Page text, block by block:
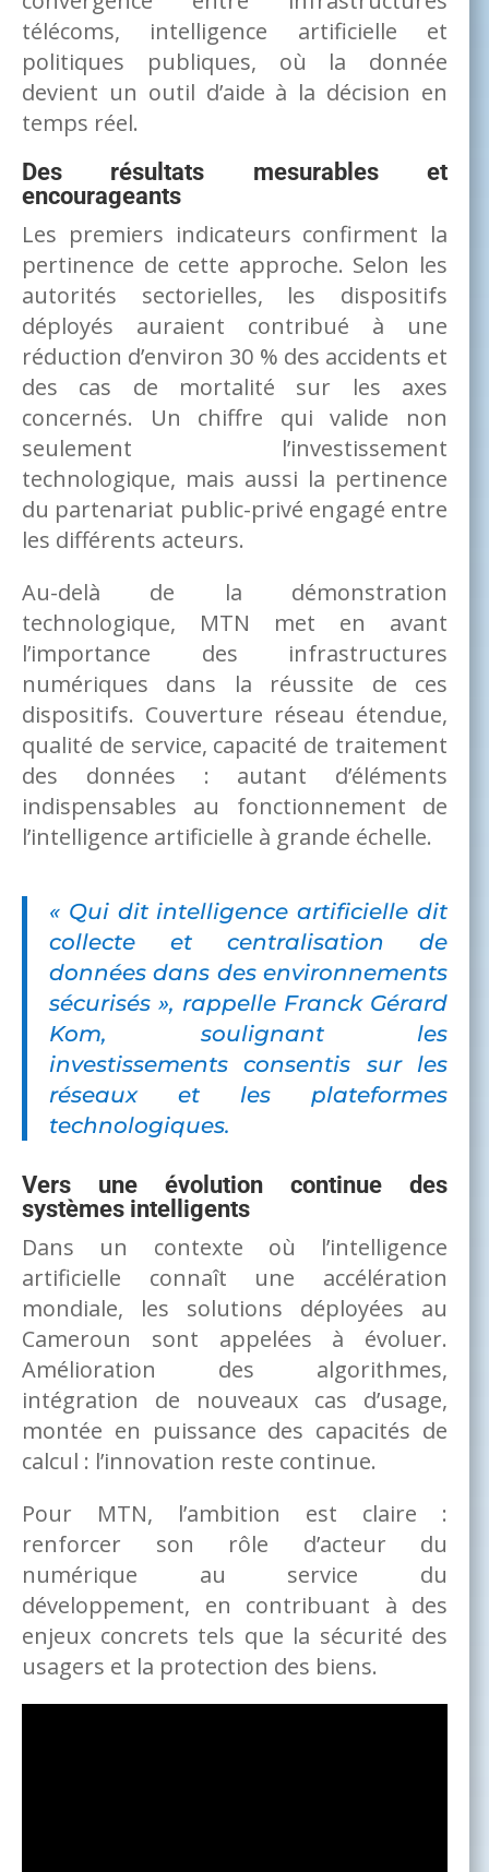
télécoms, intelligence artificielle et
politiques publiques, où la donnée
devient un outil d’aide à la décision en
temps réel.
Des résultats mesurables et
encourageants
Les premiers indicateurs confirment la
pertinence de cette approche. Selon les
autorités sectorielles, les dispositifs
déployés auraient contribué à une
réduction d’environ 30 % des accidents et
des cas de mortalité sur les axes
concernés. Un chiffre qui valide non
seulement l’investissement
technologique, mais aussi la pertinence
du partenariat public-privé engagé entre
les différents acteurs.
Au-delà de la démonstration
technologique, MTN met en avant
l’importance des infrastructures
numériques dans la réussite de ces
dispositifs. Couverture réseau étendue,
qualité de service, capacité de traitement
des données : autant d’éléments
indispensables au fonctionnement de
l’intelligence artificielle à grande échelle.
« Qui dit intelligence artificielle dit
collecte et centralisation de
données dans des environnements
sécurisés », rappelle Franck Gérard
Kom, soulignant les
investissements consentis sur les
réseaux et les plateformes
technologiques.
Vers une évolution continue des
systèmes intelligents
Dans un contexte où l’intelligence
artificielle connaît une accélération
mondiale, les solutions déployées au
Cameroun sont appelées à évoluer.
Amélioration des algorithmes,
intégration de nouveaux cas d’usage,
montée en puissance des capacités de
calcul : l’innovation reste continue.
Pour MTN, l’ambition est claire :
renforcer son rôle d’acteur du
numérique au service du
développement, en contribuant à des
enjeux concrets tels que la sécurité des
usagers et la protection des biens.